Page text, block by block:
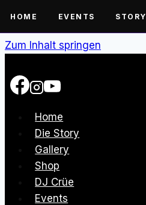
HOME EVENTS STORY
Zum Inhalt springen
Home
Die Story
Gallery
Shop
DJ Crüe
Events